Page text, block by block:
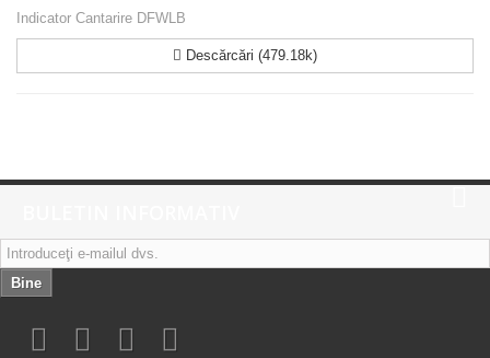
Indicator Cantarire DFWLB
Descărcări (479.18k)
Bine